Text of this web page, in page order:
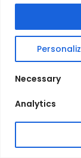
Necessary
Analytics